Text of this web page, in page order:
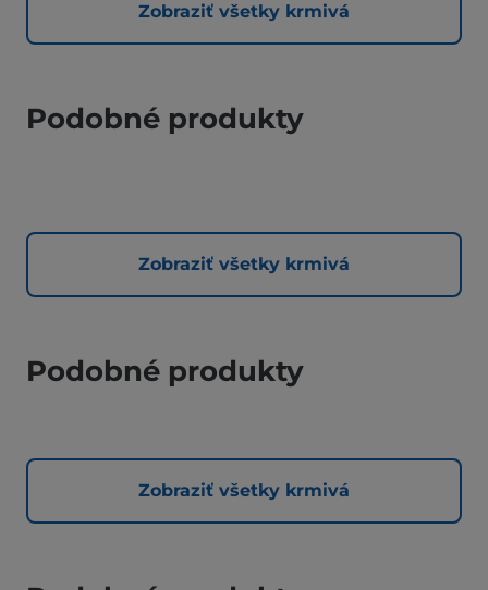
Zobraziť všetky krmivá
Podobné produkty
Zobraziť všetky krmivá
Podobné produkty
Zobraziť všetky krmivá